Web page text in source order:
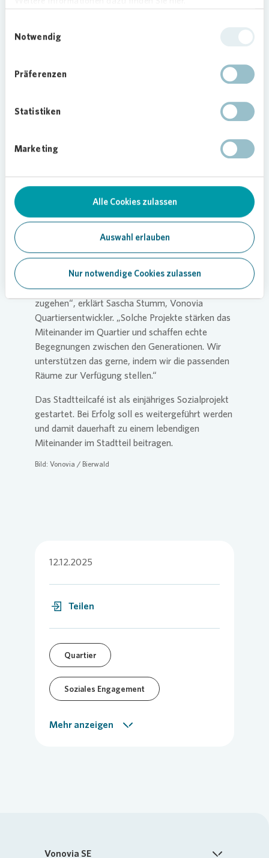
Notwendig
Präferenzen
Statistiken
Marketing
Alle Cookies zulassen
Auswahl erlauben
Nur notwendige Cookies zulassen
Möglichkeit, Verantwortung zu übernehmen und
ein Quartier aktiv mitzugestalten. Hier entsteht
Schule ergänzt und bereichert“, erklärt Schulleiter
Loading...
Projekt zunächst auf ein Jahr angelegt
„Es ist wunderbar zu sehen, wie die jungen
Menschen mit so viel Herzblut und Engagement
auf die älteren Nachbarinnen und Nachbarn
zugehen“, erklärt Sascha Stumm, Vonovia
Quartiersentwickler. „Solche Projekte stärken das
Miteinander im Quartier und schaffen echte
Begegnungen zwischen den Generationen. Wir
unterstützen das gerne, indem wir die passenden
Räume zur Verfügung stellen.“
Das Stadtteilcafé ist als einjähriges Sozialprojekt
gestartet. Bei Erfolg soll es weitergeführt werden
und damit dauerhaft zu einem lebendigen
Miteinander im Stadtteil beitragen.
Bild: Vonovia / Bierwald
12.12.2025
Teilen
Quartier
Soziales Engagement
Vor-Ort-Meldung
Mehr anzeigen
Vonovia SE